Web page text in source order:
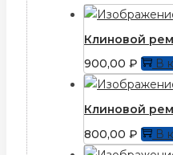
Клиновой
900,00 ₽ В
Клиновой
800,00 ₽ В